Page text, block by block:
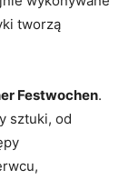
tworzą
Festwochen.‌
‍sztuki, od